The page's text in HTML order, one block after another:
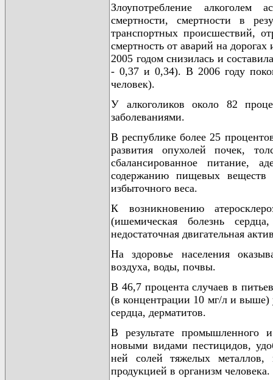
Злоупотребление алкоголем
смертности, смертности в
транспортных происшествий,
смертность от аварий на
2005 годом снизилась и
- 0,37 и 0,34). В 2006 году
человек).
У алкоголиков около 82
заболеваниями.
В республике более 25
развития опухолей почек,
сбалансированное питание,
содержанию пищевых веществ
избыточного веса.
К возникновению
(ишемическая болезнь
недостаточная двигательная
На здоровье населения
воздуха, воды, почвы.
В 46,7 процента случаев в
(в концентрации 10 мг/л и выше)
сердца, дерматитов.
В результате промышленного и
новыми видами пестицидов,
ней солей тяжелых
продукцией в организм человека.